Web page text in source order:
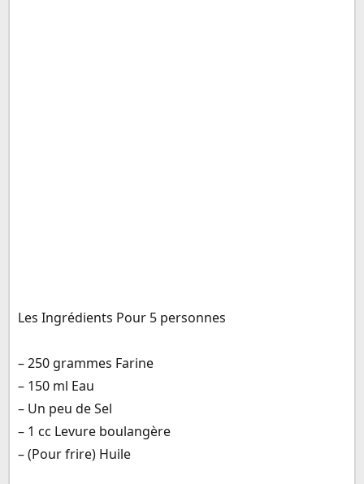
Les Ingrédients Pour 5 personnes
– 250 grammes Farine
– 150 ml Eau
– Un peu de Sel
– 1 cc Levure boulangère
– (Pour frire) Huile